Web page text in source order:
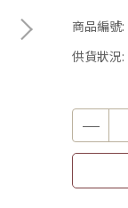
商品編號:
供貨狀況: